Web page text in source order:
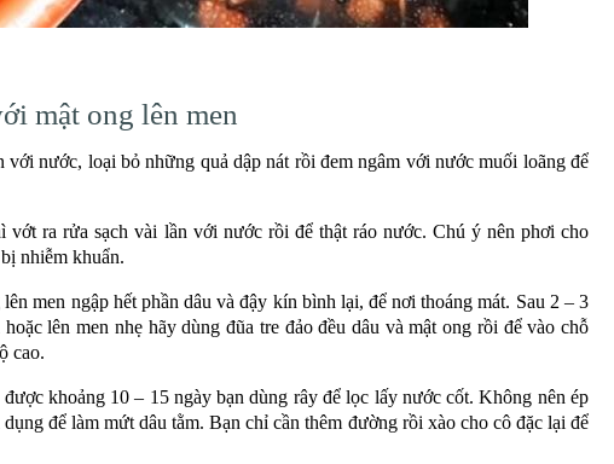
mật ong lên men
với nước, loại bỏ những quả dập nát rồi đem ngâm với nước muối loãng để
vớt ra rửa sạch vài lần với nước rồi để thật ráo nước. Chú ý nên phơi cho
nhiễm khuẩn.
men ngập hết phần dâu và đậy kín bình lại, để nơi thoáng mát. Sau 2 – 3
lên men nhẹ hãy dùng đũa tre đảo đều dâu và mật ong rồi để vào chỗ
cao.
khoảng 10 – 15 ngày bạn dùng rây để lọc lấy nước cốt. Không nên ép
để làm mứt dâu tằm. Bạn chỉ cần thêm đường rồi xào cho cô đặc lại để